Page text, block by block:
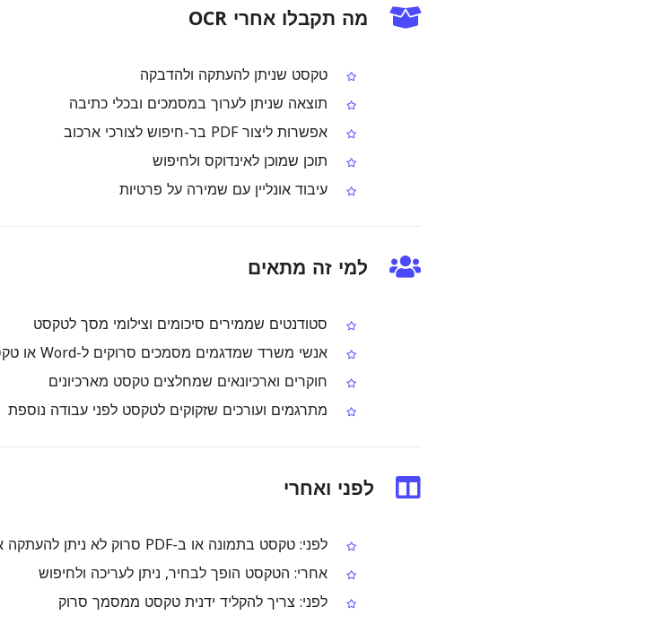
מה תקבלו אחרי OCR
טקסט שניתן להעתקה ולהדבקה
תוצאה שניתן לערוך במסמכים ובכלי כתיבה
אפשרות ליצור PDF בר-חיפוש לצורכי ארכוב
תוכן שמוכן לאינדוקס ולחיפוש
עיבוד אונליין עם שמירה על פרטיות
למי זה מתאים
סטודנטים שממירים סיכומים וצילומי מסך לטקסט
אנשי משרד שמדגמים מסמכים סרוקים ל-Word או טקסט
חוקרים וארכיונאים שמחלצים טקסט מארכיונים
מתרגמים ועורכים שזקוקים לטקסט לפני עבודה נוספת
לפני ואחרי
לפני: טקסט בתמונה או ב-PDF סרוק לא ניתן להעתקה או חיפוש
אחרי: הטקסט הופך לבחיר, ניתן לעריכה ולחיפוש
לפני: צריך להקליד ידנית טקסט ממסמך סרוק